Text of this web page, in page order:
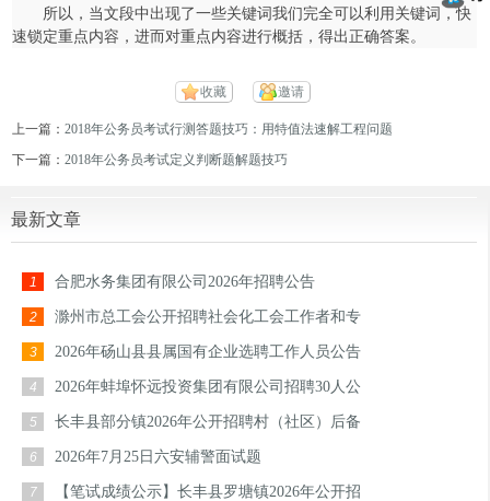
所以，当文段中出现了一些关键词我们完全可以利用关键词，快
速锁定重点内容，进而对重点内容进行概括，得出正确答案。
收藏 邀请
上一篇：2018年公务员考试行测答题技巧：用特值法速解工程问题
下一篇：2018年公务员考试定义判断题解题技巧
最新文章
1 合肥水务集团有限公司2026年招聘公告
2 滁州市总工会公开招聘社会化工会工作者和专
3 2026年砀山县县属国有企业选聘工作人员公告
4 2026年蚌埠怀远投资集团有限公司招聘30人公
5 长丰县部分镇2026年公开招聘村（社区）后备
6 2026年7月25日六安辅警面试题
7 【笔试成绩公示】长丰县罗塘镇2026年公开招